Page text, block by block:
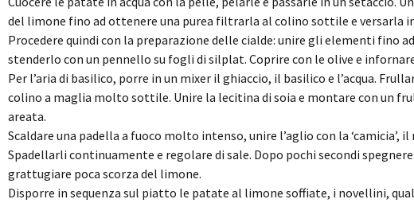
del limone fino ad ottenere una purea filtrarla al colino sottile e versarla
Procedere quindi con la preparazione delle cialde: unire gli elementi fino
stenderlo con un pennello su fogli di silplat. Coprire con le olive e infornare
Per l’aria di basilico, porre in un mixer il ghiaccio, il basilico e l’acqua.
colino a maglia molto sottile. Unire la lecitina di soia e montare con un
areata.
Scaldare una padella a fuoco molto intenso, unire l’aglio con la ‘camicia’,
Spadellarli continuamente e regolare di sale. Dopo pochi secondi
grattugiare poca scorza del limone.
Disporre in sequenza sul piatto le patate al limone soffiate, i novellini,